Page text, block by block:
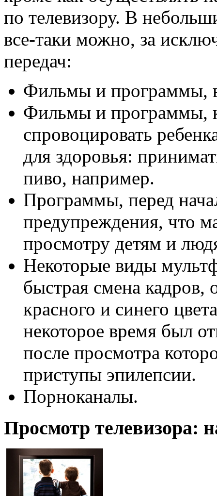
по телевизору. В
все-таки можно, за
передач:
Фильмы и программы,
Фильмы и программы,
спровоцировать
для здоровья:
пиво, например.
Программы, перед
предупреждения, что
просмотру детям и
Некоторые виды
быстрая смена кадров,
красного и синего
некоторое время был
после просмотра
приступы эпилепсии.
Порноканалы.
Просмотр телевизора: